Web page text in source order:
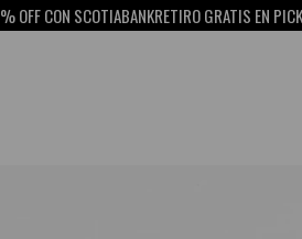
CON SCOTIABANKRETIRO GRATIS EN PICK UP